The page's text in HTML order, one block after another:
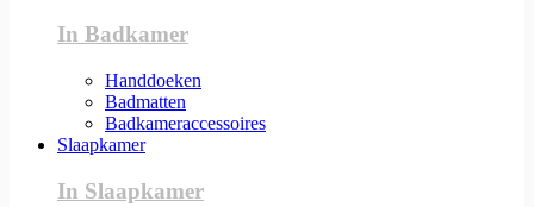
In Badkamer
Handdoeken
Badmatten
Badkameraccessoires
Slaapkamer
In Slaapkamer